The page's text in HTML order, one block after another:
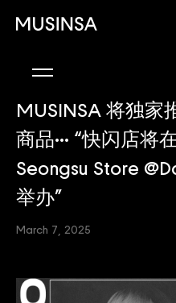
MUSINSA 将独家
商品··· “快闪店将
Seongsu Store
举办”
March 7, 2025